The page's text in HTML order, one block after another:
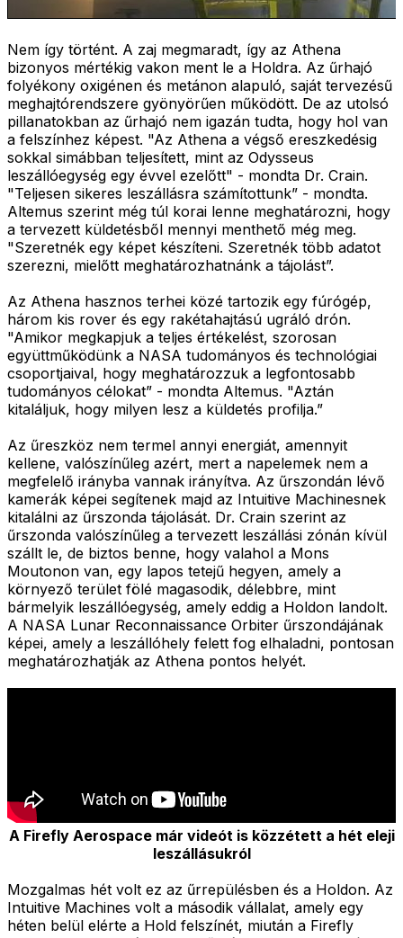
Nem így történt. A zaj megmaradt, így az Athena
bizonyos mértékig vakon ment le a Holdra. Az űrhajó
folyékony oxigénen és metánon alapuló, saját tervezésű
meghajtórendszere gyönyörűen működött. De az utolsó
pillanatokban az űrhajó nem igazán tudta, hogy hol van
a felszínhez képest. "Az Athena a végső ereszkedésig
sokkal simábban teljesített, mint az Odysseus
leszállóegység egy évvel ezelőtt" - mondta Dr. Crain.
"Teljesen sikeres leszállásra számítottunk” - mondta.
Altemus szerint még túl korai lenne meghatározni, hogy
a tervezett küldetésből mennyi menthető még meg.
"Szeretnék egy képet készíteni. Szeretnék több adatot
szerezni, mielőtt meghatározhatnánk a tájolást”.
Az Athena hasznos terhei közé tartozik egy fúrógép,
három kis rover és egy rakétahajtású ugráló drón.
"Amikor megkapjuk a teljes értékelést, szorosan
együttműködünk a NASA tudományos és technológiai
csoportjaival, hogy meghatározzuk a legfontosabb
tudományos célokat” - mondta Altemus. "Aztán
kitaláljuk, hogy milyen lesz a küldetés profilja.”
Az űreszköz nem termel annyi energiát, amennyit
kellene, valószínűleg azért, mert a napelemek nem a
megfelelő irányba vannak irányítva. Az űrszondán lévő
kamerák képei segítenek majd az Intuitive Machinesnek
kitalálni az űrszonda tájolását. Dr. Crain szerint az
űrszonda valószínűleg a tervezett leszállási zónán kívül
szállt le, de biztos benne, hogy valahol a Mons
Moutonon van, egy lapos tetejű hegyen, amely a
környező terület fölé magasodik, délebbre, mint
bármelyik leszállóegység, amely eddig a Holdon landolt.
A NASA Lunar Reconnaissance Orbiter űrszondájának
képei, amely a leszállóhely felett fog elhaladni, pontosan
meghatározhatják az Athena pontos helyét.
A Firefly Aerospace már videót is közzétett a hét eleji
leszállásukról
Mozgalmas hét volt ez az űrrepülésben és a Holdon. Az
Intuitive Machines volt a második vállalat, amely egy
héten belül elérte a Hold felszínét, miután a Firefly